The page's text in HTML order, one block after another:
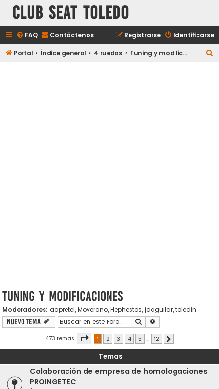
Club Seat Toledo
FAQ Contáctenos Identificarse
Registrarse
Portal Índice general 4 ruedas Tuning y modificaciones
Tuning y modificaciones
Moderadores: aapretel, Moverano, Hephestos, jdaguilar, toledin
Nuevo Tema Buscar
473 temas Página de 12
1 2 3 4 5 … 12
Temas
Colaboración de empresa de homologaciones
PROINGETEC